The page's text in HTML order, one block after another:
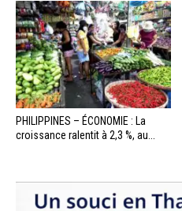
PHILIPPINES – ÉCONOMIE : La
croissance ralentit à 2,3 %, au...